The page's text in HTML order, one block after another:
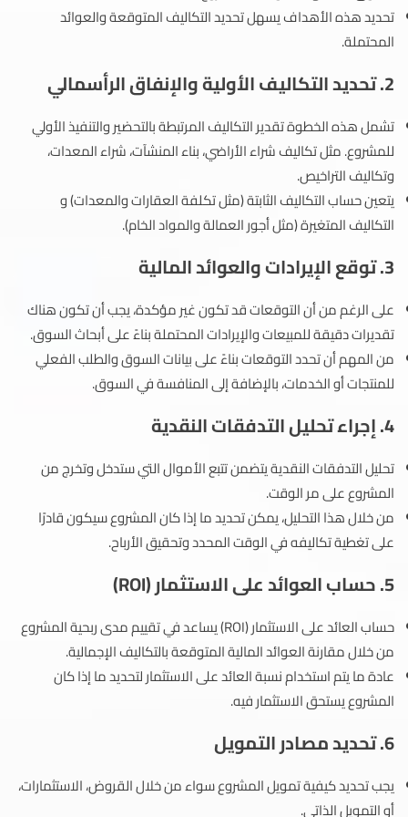
تحديد هذه الأهداف يسهل تحديد التكاليف المتوقعة والعوائد
المحتملة.
2. تحديد التكاليف الأولية والإنفاق الرأسمالي
تشمل هذه الخطوة تقدير التكاليف المرتبطة بالتحضير والتنفيذ الأولي
للمشروع. مثل تكاليف شراء الأراضي، بناء المنشآت، شراء المعدات،
وتكاليف التراخيص.
يتعين حساب التكاليف الثابتة (مثل تكلفة العقارات والمعدات) و
التكاليف المتغيرة (مثل أجور العمالة والمواد الخام).
3. توقع الإيرادات والعوائد المالية
على الرغم من أن التوقعات قد تكون غير مؤكدة، يجب أن تكون هناك
تقديرات دقيقة للمبيعات والإيرادات المحتملة بناءً على أبحاث السوق.
من المهم أن تحدد التوقعات بناءً على بيانات السوق والطلب الفعلي
للمنتجات أو الخدمات، بالإضافة إلى المنافسة في السوق.
4. إجراء تحليل التدفقات النقدية
تحليل التدفقات النقدية يتضمن تتبع الأموال التي ستدخل وتخرج من
المشروع على مر الوقت.
من خلال هذا التحليل، يمكن تحديد ما إذا كان المشروع سيكون قادرًا
على تغطية تكاليفه في الوقت المحدد وتحقيق الأرباح.
5. حساب العوائد على الاستثمار (ROI)
حساب العائد على الاستثمار (ROI) يساعد في تقييم مدى ربحية المشروع
من خلال مقارنة العوائد المالية المتوقعة بالتكاليف الإجمالية.
عادة ما يتم استخدام نسبة العائد على الاستثمار لتحديد ما إذا كان
المشروع يستحق الاستثمار فيه.
6. تحديد مصادر التمويل
يجب تحديد كيفية تمويل المشروع سواء من خلال القروض، الاستثمارات،
أو التمويل الذاتي.